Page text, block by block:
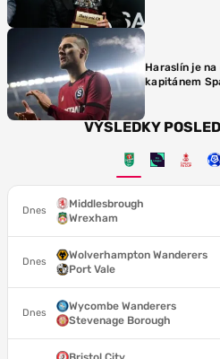
Haraslín je
kapitánem
VÝSLEDKY
Dnes
Middlesbrough
Wrexham
Dnes
Wolverhampton Wanderers
Port Vale
Dnes
Wycombe Wanderers
Stevenage Borough